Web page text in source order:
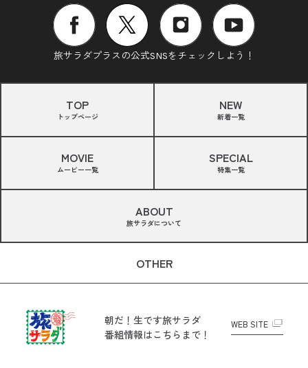
旅サラダプラスの公式SNSをチェックしよう！
TOP
トップページ
NEW
新着一覧
MOVIE
ムービー一覧
SPECIAL
特集一覧
ABOUT
旅サラダについて
OTHER
朝だ！生です旅サラダ
番組情報はこちらまで！
WEB SITE